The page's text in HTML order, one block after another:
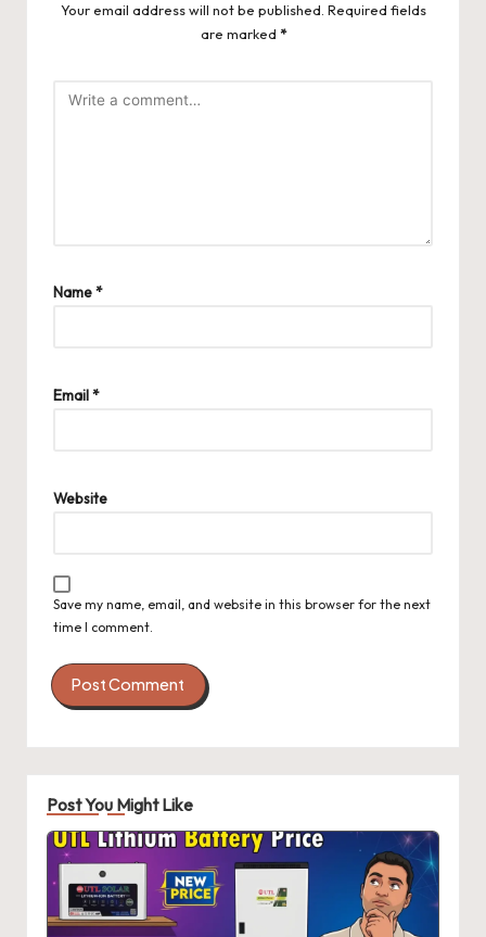
Your email address will not be published. Required fields
are marked *
Name*
Email*
Website
Save my name, email, and website in this browser for the next
time I comment.
Post You Might Like